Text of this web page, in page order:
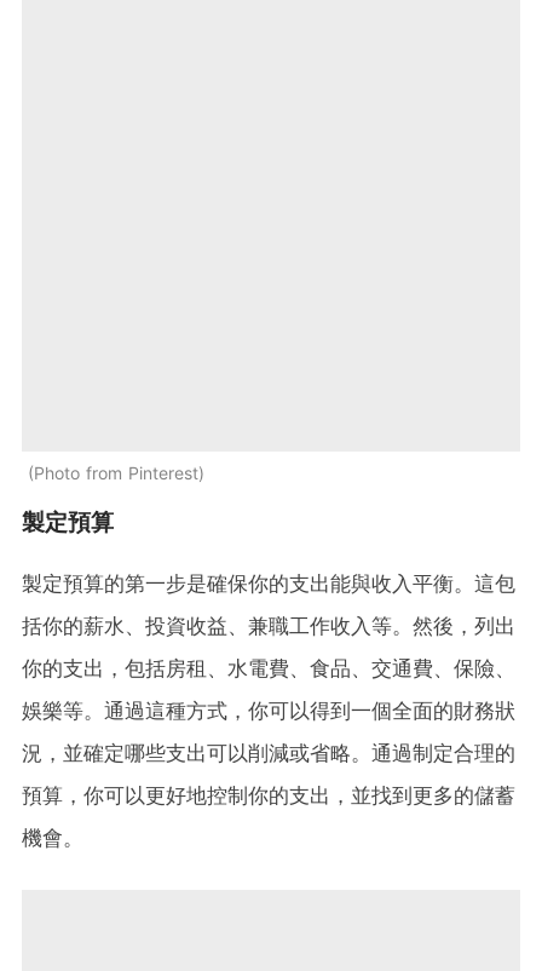
Photo from Pinterest
製定預算
製定預算的第一步是確保你的支出能與收入平衡。這包
括你的薪水、投資收益、兼職工作收入等。然後，列出
你的支出，包括房租、水電費、食品、交通費、保險、
娛樂等。通過這種方式，你可以得到一個全面的財務狀
況，並確定哪些支出可以削減或省略。通過制定合理的
預算，你可以更好地控制你的支出，並找到更多的儲蓄
機會。